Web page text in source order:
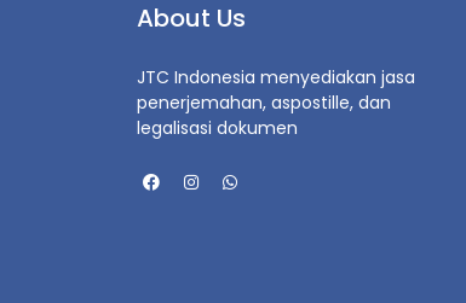
About Us
JTC Indonesia menyediakan jasa
penerjemahan, aspostille, dan
legalisasi dokumen